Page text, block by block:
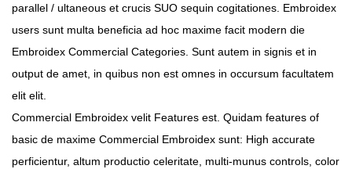
parallel / ultaneous et crucis SUO sequin cogitationes. Embroidex
users sunt multa beneficia ad hoc maxime facit modern die
Embroidex Commercial Categories. Sunt autem in signis et in
output de amet, in quibus non est omnes in occursum facultatem
elit elit.
Commercial Embroidex velit Features est. Quidam features of
basic de maxime Commercial Embroidex sunt: ​​High accurate
perficientur, altum productio celeritate, multi-munus controls, color